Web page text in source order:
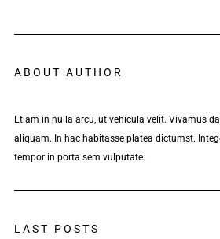
ABOUT AUTHOR
Etiam in nulla arcu, ut vehicula velit. Vivamus
aliquam. In hac habitasse platea dictumst.
tempor in porta sem vulputate.
LAST POSTS